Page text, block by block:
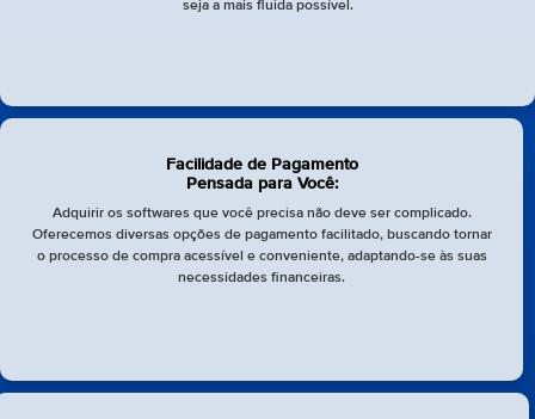
seja a mais fluida possível.
Facilidade de Pagamento
Pensada para Você:
Adquirir os softwares que você precisa não deve ser complicado.
Oferecemos diversas opções de pagamento facilitado, buscando tornar
o processo de compra acessível e conveniente, adaptando-se às suas
necessidades financeiras.